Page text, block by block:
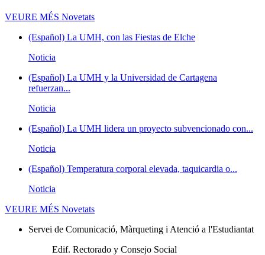
VEURE MÉS Novetats
(Español) La UMH, con las Fiestas de Elche
Noticia
(Español) La UMH y la Universidad de Cartagena
refuerzan...
Noticia
(Español) La UMH lidera un proyecto subvencionado con...
Noticia
(Español) Temperatura corporal elevada, taquicardia o...
Noticia
VEURE MÉS Novetats
Servei de Comunicació, Màrqueting i Atenció a l'Estudiantat
Edif. Rectorado y Consejo Social